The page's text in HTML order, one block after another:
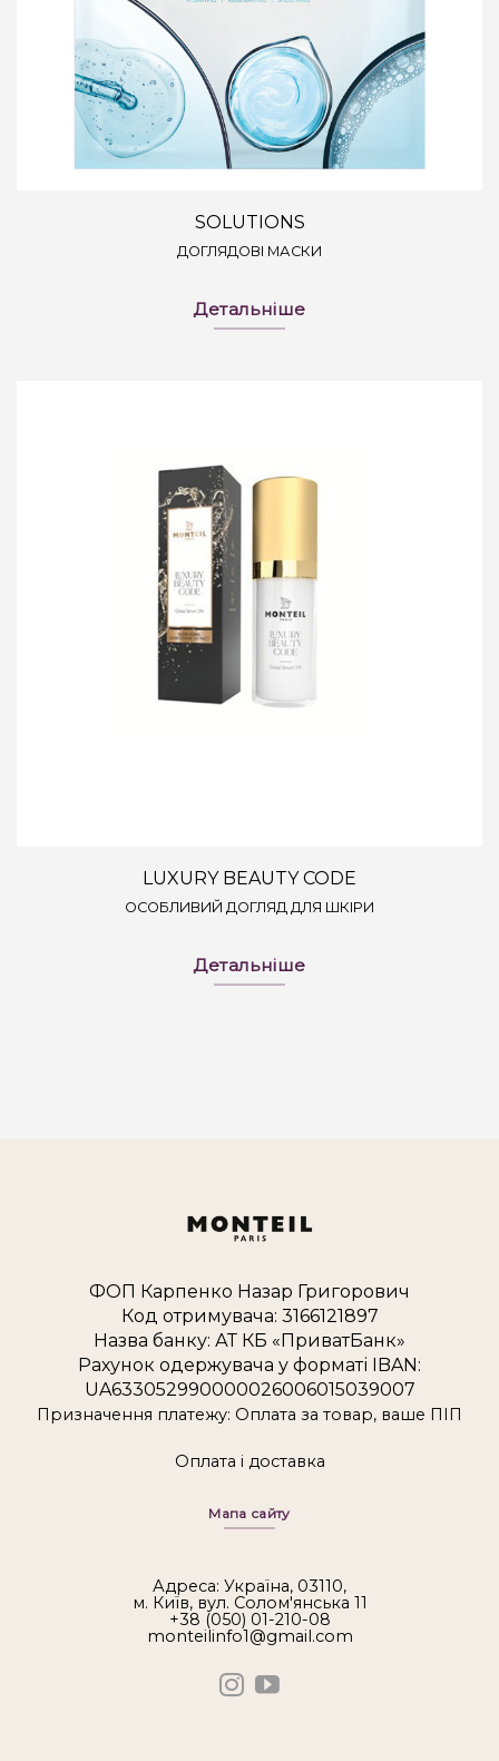
SOLUTIONS
ДОГЛЯДОВІ МАСКИ
Детальніше
LUXURY BEAUTY CODE
ОСОБЛИВИЙ ДОГЛЯД ДЛЯ ШКІРИ
Детальніше
ФОП Карпенко Назар Григорович
Код отримувача: 3166121897
Назва банку: АТ КБ «ПриватБанк»
Рахунок одержувача у форматі IBAN:
UA633052990000026006015039007
Призначення платежу: Оплата за товар, ваше ПІП
Оплата і доставка
Мапа сайту
Адреса: Україна, 03110,
м. Київ, вул. Солом'янська 11
+38 (050) 01-210-08
monteilinfo1@gmail.com